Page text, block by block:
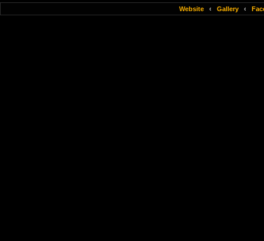
Website ‹ Gallery ‹